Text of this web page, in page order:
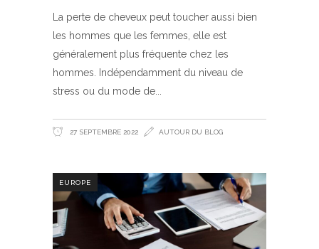
La perte de cheveux peut toucher aussi bien
les hommes que les femmes, elle est
généralement plus fréquente chez les
hommes. Indépendamment du niveau de
stress ou du mode de
27 SEPTEMBRE 2022 AUTOUR DU BLOG
EUROPE